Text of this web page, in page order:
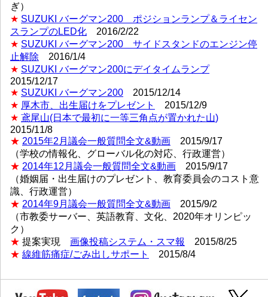
ぎ）
★ SUZUKI バーグマン200 ポジションランプ＆ライセン
スランプのLED化
2016/2/22
★ SUZUKI バーグマン200 サイドスタンドのエンジン停
止解除
2016/1/4
★ SUZUKI バーグマン200にデイタイムランプ
2015/12/17
★ SUZUKI バーグマン200
2015/12/14
★ 厚木市、出生届けをプレゼント
2015/12/9
★ 鳶尾山(日本で最初に一等三角点が置かれた山)
2015/11/8
★ 2015年2月議会一般質問全文&動画
2015/9/17
（学校の情報化、グローバル化の対応、行政運営）
★ 2014年12月議会一般質問全文&動画 2015/9/17
（婚姻届・出生届けのプレゼント、教育委員会のコスト意
識、行政運営）
★ 2014年9月議会一般質問全文&動画 2015/9/2
（市教委サーバー、英語教育、文化、2020年オリンピッ
ク）
★ 提案実現 画像投稿システム・スマ報
2015/8/25
★ 線維筋痛症/ごみ出しサポート 2015/8/4